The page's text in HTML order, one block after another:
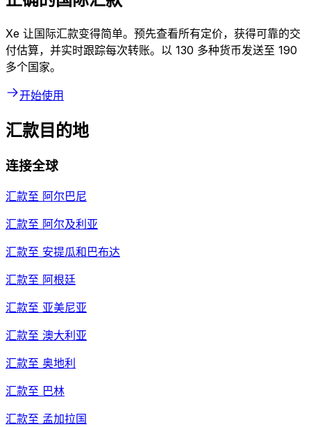
Xe 让国际汇款变得简单。预先查看所有定价，获得可靠的交
付估算，并实时跟踪每次转账。以 130 多种货币发送至 190
多个国家。
开始使用
汇款目的地
连接全球
汇款至 阿尔巴尼
汇款至 阿尔及利亚
汇款至 安提瓜和巴布达
汇款至 阿根廷
汇款至 亚美尼亚
汇款至 澳大利亚
汇款至 奥地利
汇款至 巴林
汇款至 孟加拉国